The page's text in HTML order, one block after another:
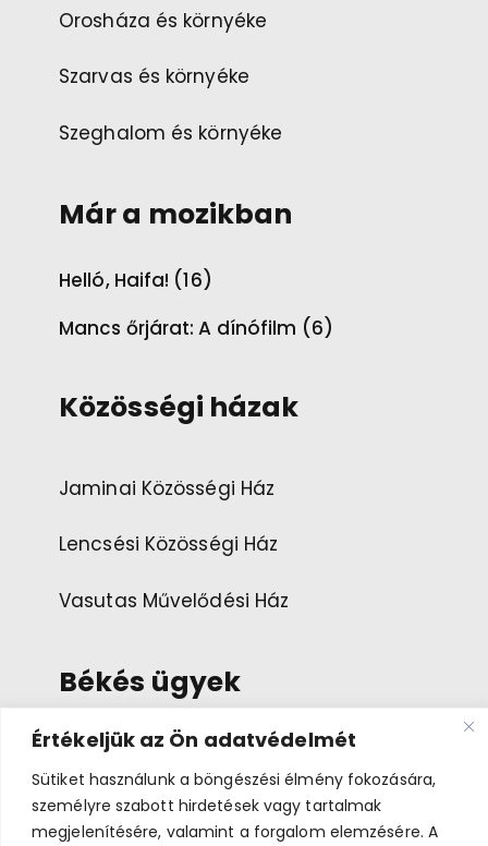
Értékeljük az Ön adatvédelmét
Sütiket használunk a böngészési élmény fokozására,
személyre szabott hirdetések vagy tartalmak
megjelenítésére, valamint a forgalom elemzésére. A
Orosháza és környéke
Szarvas és környéke
Szeghalom és környéke
Már a mozikban
Helló, Haifa! (16)
Mancs őrjárat: A dínófilm (6)
Közösségi házak
Jaminai Közösségi Ház
Lencsési Közösségi Ház
Vasutas Művelődési Ház
Békés ügyek
Bemutatkozás